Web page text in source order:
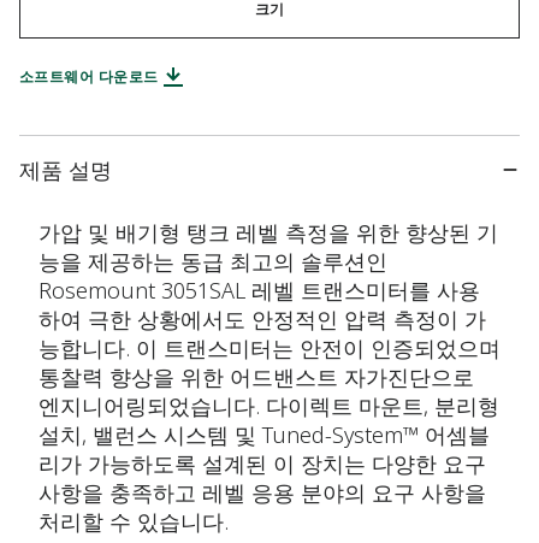
크기
소프트웨어 다운로드
제품 설명
가압 및 배기형 탱크 레벨 측정을 위한 향상된 기
능을 제공하는 동급 최고의 솔루션인
Rosemount 3051SAL 레벨 트랜스미터를 사용
하여 극한 상황에서도 안정적인 압력 측정이 가
능합니다. 이 트랜스미터는 안전이 인증되었으며
통찰력 향상을 위한 어드밴스트 자가진단으로
엔지니어링되었습니다. 다이렉트 마운트, 분리형
설치, 밸런스 시스템 및 Tuned-System™ 어셈블
리가 가능하도록 설계된 이 장치는 다양한 요구
사항을 충족하고 레벨 응용 분야의 요구 사항을
처리할 수 있습니다.